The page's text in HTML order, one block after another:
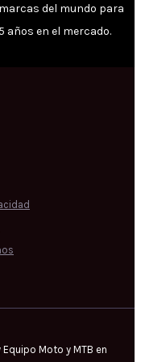
del mundo para
años en el mercado.
Moto y MTB en